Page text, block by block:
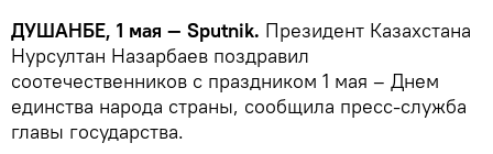
ДУШАНБЕ, 1 мая — Sputnik. Президент Казахстана
Нурсултан Назарбаев поздравил
соотечественников с праздником 1 мая – Днем
единства народа страны, сообщила пресс-служба
главы государства.